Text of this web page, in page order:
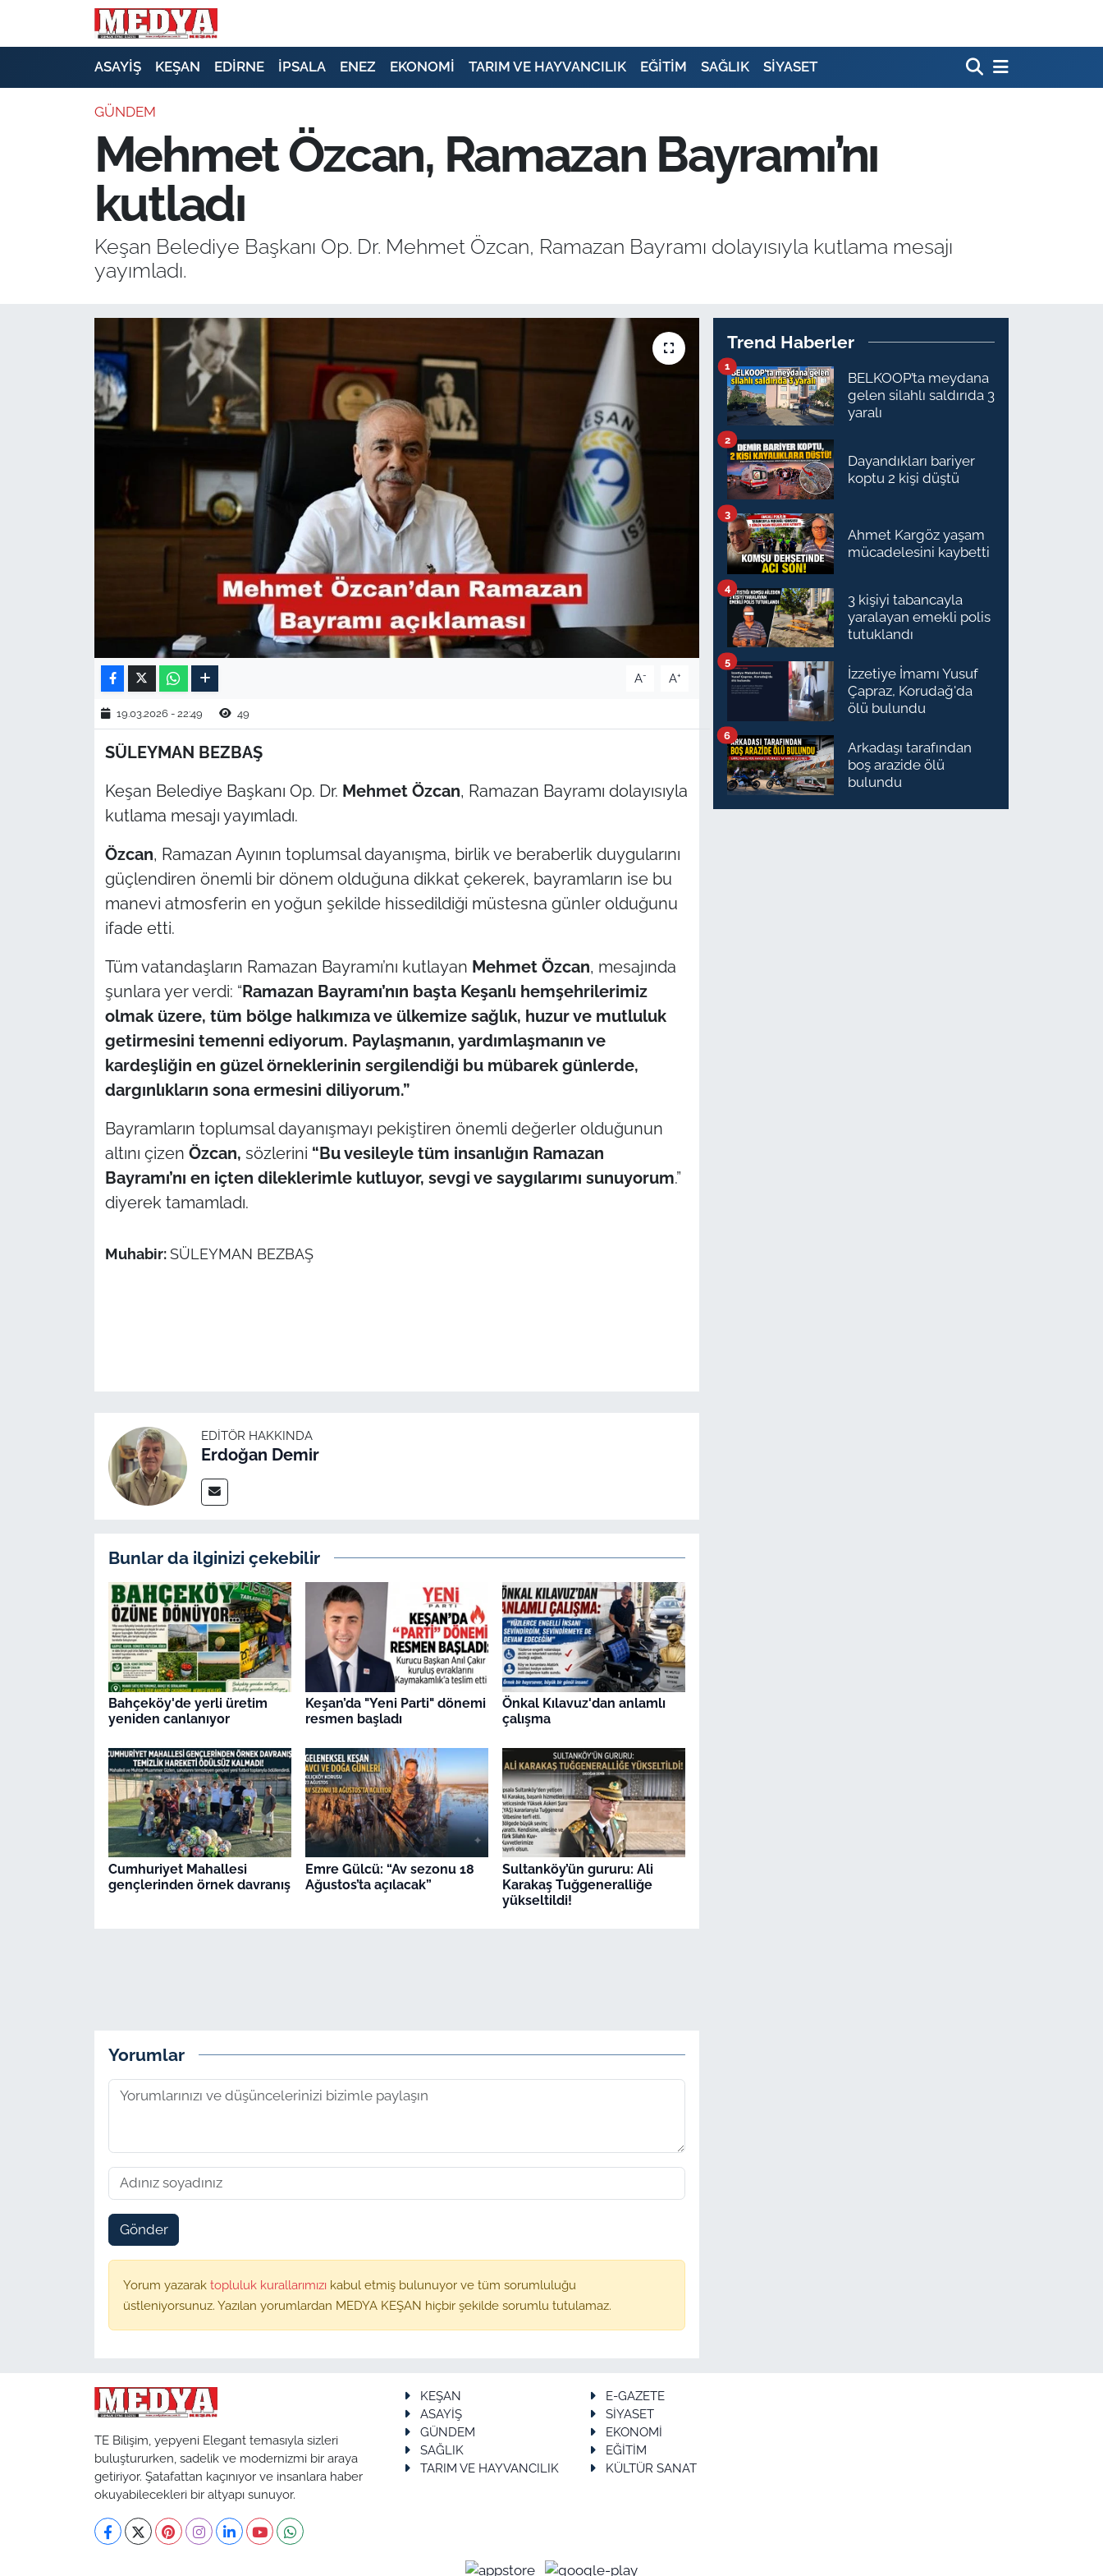
ASAYİŞ KEŞAN EDİRNE İPSALA ENEZ EKONOMİ TARIM VE HAYVANCILIK EĞİTİM SAĞLIK SİYASET
GÜNDEM
Mehmet Özcan, Ramazan Bayramı’nı
kutladı
Keşan Belediye Başkanı Op. Dr. Mehmet Özcan, Ramazan Bayramı dolayısıyla kutlama mesajı
yayımladı.
A- A+
19.03.2026 - 22:49 49
SÜLEYMAN BEZBAŞ
Keşan Belediye Başkanı Op. Dr. Mehmet Özcan, Ramazan Bayramı dolayısıyla
kutlama mesajı yayımladı.
Özcan, Ramazan Ayının toplumsal dayanışma, birlik ve beraberlik duygularını
güçlendiren önemli bir dönem olduğuna dikkat çekerek, bayramların ise bu
manevi atmosferin en yoğun şekilde hissedildiği müstesna günler olduğunu
ifade etti.
Tüm vatandaşların Ramazan Bayramı’nı kutlayan Mehmet Özcan, mesajında
şunlara yer verdi: “Ramazan Bayramı’nın başta Keşanlı hemşehrilerimiz
olmak üzere, tüm bölge halkımıza ve ülkemize sağlık, huzur ve mutluluk
getirmesini temenni ediyorum. Paylaşmanın, yardımlaşmanın ve
kardeşliğin en güzel örneklerinin sergilendiği bu mübarek günlerde,
dargınlıkların sona ermesini diliyorum.”
Bayramların toplumsal dayanışmayı pekiştiren önemli değerler olduğunun
altını çizen Özcan, sözlerini “Bu vesileyle tüm insanlığın Ramazan
Bayramı’nı en içten dileklerimle kutluyor, sevgi ve saygılarımı sunuyorum.”
diyerek tamamladı.
Muhabir: SÜLEYMAN BEZBAŞ
EDITÖR HAKKINDA
Erdoğan Demir
Bunlar da ilginizi çekebilir
Bahçeköy'de yerli üretim
yeniden canlanıyor
Keşan’da "Yeni Parti" dönemi
resmen başladı
Önkal Kılavuz'dan anlamlı
çalışma
Cumhuriyet Mahallesi
gençlerinden örnek davranış
Emre Gülcü: “Av sezonu 18
Ağustos’ta açılacak”
Sultanköy’ün gururu: Ali
Karakaş Tuğgeneralliğe
yükseltildi!
Yorumlar
Gönder
Yorum yazarak topluluk kurallarımızı kabul etmiş bulunuyor ve tüm sorumluluğu
üstleniyorsunuz. Yazılan yorumlardan MEDYA KEŞAN hiçbir şekilde sorumlu tutulamaz.
Trend Haberler
BELKOOP’ta meydana
gelen silahlı saldırıda 3
yaralı
1
Dayandıkları bariyer
koptu 2 kişi düştü
2
Ahmet Kargöz yaşam
mücadelesini kaybetti
3
3 kişiyi tabancayla
yaralayan emekli polis
tutuklandı
4
İzzetiye İmamı Yusuf
Çapraz, Korudağ'da
ölü bulundu
5
Arkadaşı tarafından
boş arazide ölü
bulundu
6
TE Bilişim, yepyeni Elegant temasıyla sizleri
buluştururken, sadelik ve modernizmi bir araya
getiriyor. Şatafattan kaçınıyor ve insanlara haber
okuyabilecekleri bir altyapı sunuyor.
KEŞAN
E-GAZETE
ASAYİŞ
SİYASET
GÜNDEM
EKONOMİ
SAĞLIK
EĞİTİM
TARIM VE HAYVANCILIK
KÜLTÜR SANAT
E-GAZETE
SİYASET
EKONOMİ
SAĞLIK
EĞİTİM
TARIM VE HAYVANCILIK
KIRKLARELİ
ÇANAKKALE
Flaş Haber
Dış Haberler
Bilim Teknoloji
English News